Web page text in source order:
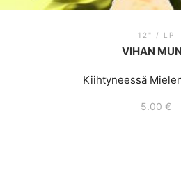
12" / LP
VIHAN
Kiihtyneessä
5.00 €